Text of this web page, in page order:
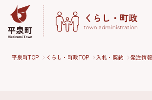
平泉町TOP くらし・町政TOP 入札・契約 発注情報